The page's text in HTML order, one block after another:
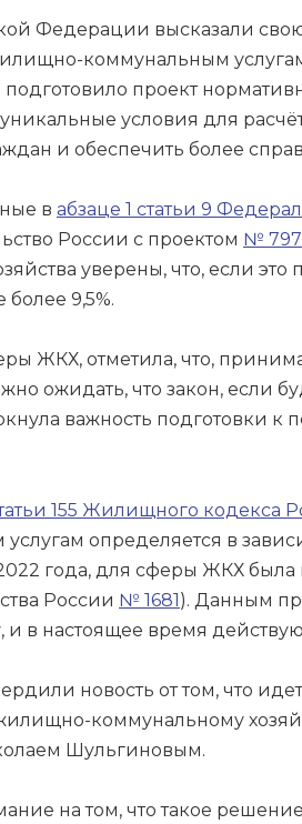
Федерации высказали
коммунальным
проект
уникальные условия для
и обеспечить более
в абзаце 1 статьи 9
России с проектом №
уверены, что, если это
9,5%.
ЖКХ, отметила, что,
ожидать, что закон, если
важность подготовки
155 Жилищного
определяется в
года, для сферы ЖКХ была
России № 1681). Данным
в настоящее время
новость от том, что
коммунальному
Шульгиновым.
на том, что такое